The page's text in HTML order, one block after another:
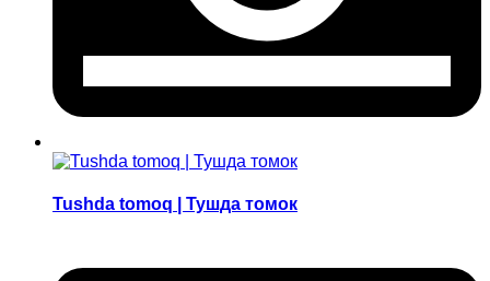
Tushda tomoq | Тушда томок